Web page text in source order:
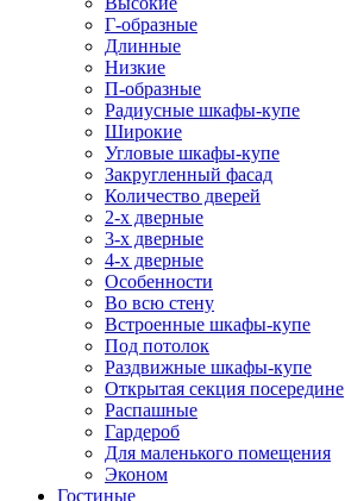
Г-образные
Длинные
Низкие
П-образные
Радиусные шкафы-купе
Широкие
Угловые шкафы-купе
Закругленный фасад
Количество дверей
2-х дверные
3-х дверные
4-х дверные
Особенности
Во всю стену
Встроенные шкафы-купе
Под потолок
Раздвижные шкафы-купе
Открытая секция посередине
Распашные
Гардероб
Для маленького помещения
Эконом
Гостиные